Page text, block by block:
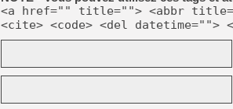
<a href="" title=""> <abbr
<cite> <code> <del datetime="">